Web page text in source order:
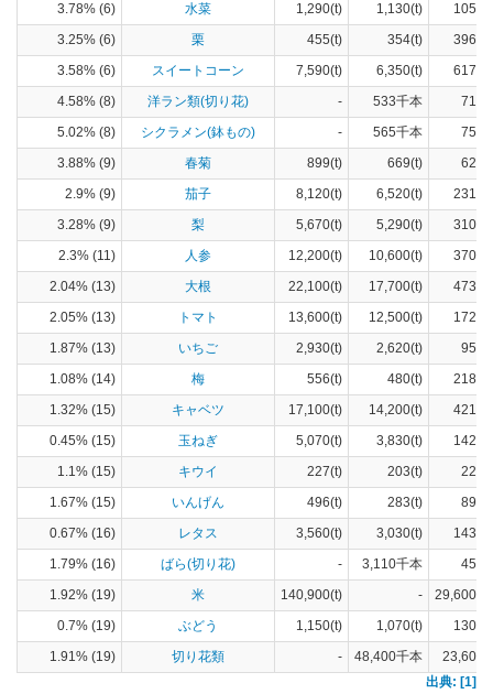
3.78% (6)
水菜 1,290(t) 1,130(t)
3.25% (6)
栗 455(t) 354(t)
3.58% (6)
スイートコーン 7,590(t) 6,350(t)
4.58% (8)
洋ラン類(切り花) - 533千本
5.02% (8)
シクラメン(鉢もの) - 565千本
3.88% (9)
春菊 899(t) 669(t)
2.9% (9)
茄子 8,120(t) 6,520(t)
3.28% (9)
梨 5,670(t) 5,290(t)
2.3% (11)
人参 12,200(t) 10,600(t)
2.04% (13)
大根 22,100(t) 17,700(t)
2.05% (13)
トマト 13,600(t) 12,500(t)
1.87% (13)
いちご 2,930(t) 2,620(t)
1.08% (14)
梅 556(t) 480(t)
1.32% (15)
キャベツ 17,100(t) 14,200(t)
0.45% (15)
玉ねぎ 5,070(t) 3,830(t)
1.1% (15)
キウイ 227(t) 203(t)
1.67% (15)
いんげん 496(t) 283(t)
0.67% (16)
レタス 3,560(t) 3,030(t)
1.79% (16)
ばら(切り花) - 3,110千本
1.92% (19)
米 140,900(t) -
0.7% (19)
ぶどう 1,150(t) 1,070(t)
1.91% (19)
切り花類 - 48,400千本
出典: [1]